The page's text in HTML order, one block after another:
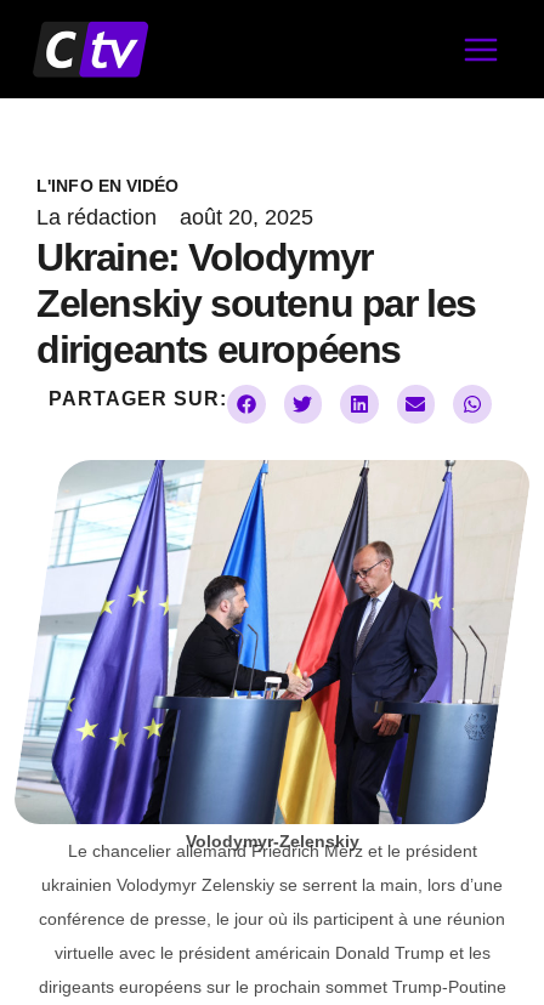
contenu
L'INFO EN VIDÉO
La rédaction août 20, 2025
Ukraine: Volodymyr
Zelenskiy soutenu par les
dirigeants européens
PARTAGER SUR:
Volodymyr-Zelenskiy
Le chancelier allemand Friedrich Merz et le président
ukrainien Volodymyr Zelenskiy se serrent la main, lors d’une
conférence de presse, le jour où ils participent à une réunion
virtuelle avec le président américain Donald Trump et les
dirigeants européens sur le prochain sommet Trump-Poutine